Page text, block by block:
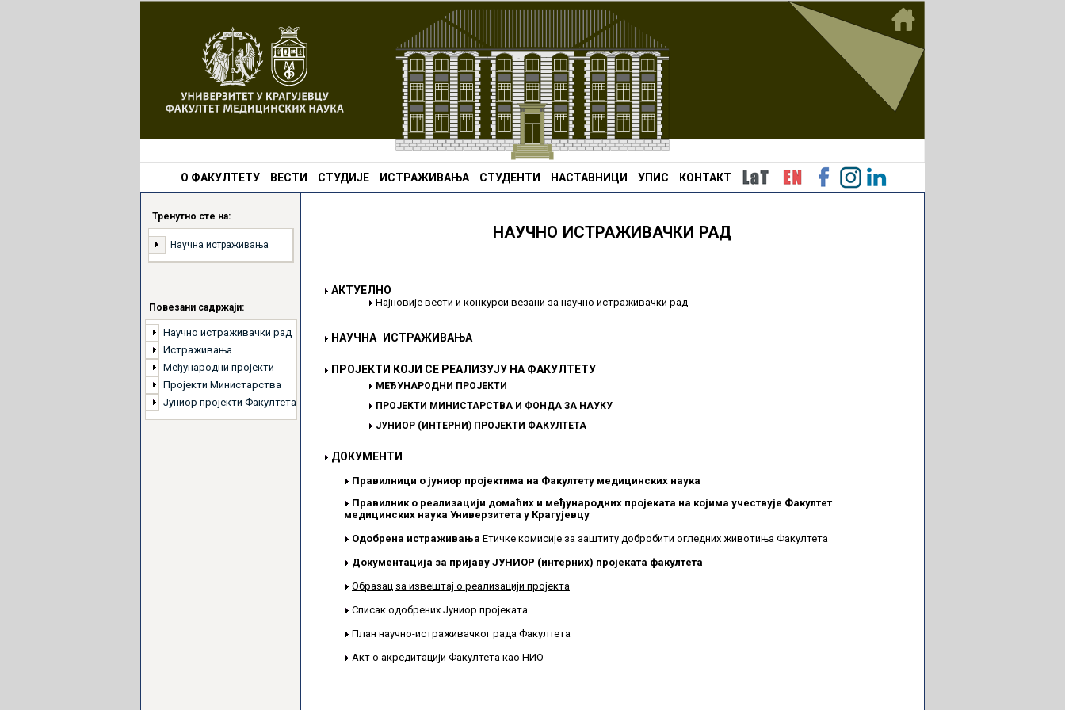
О ФАКУЛТЕТУ ВЕСТИ СТУДИЈЕ ИСТРАЖИВАЊА СТУДЕНТИ НАСТАВНИЦИ УПИС КОНТАКТ
Тренутно сте на:
Научна истраживања
Повезани садржаји:
Научно истраживачки рад
Истраживања
Међународни пројекти
Пројекти Министарства
Јуниор пројекти Факултета
НАУЧНО ИСТРАЖИВАЧКИ РАД
АКТУЕЛНО
Најновије вести и конкурси везани за научно истраживачки рад
НАУЧНА ИСТРАЖИВАЊА
ПРОЈЕКТИ КОЈИ СЕ РЕАЛИЗУЈУ НА ФАКУЛТЕТУ
МЕЂУНАРОДНИ ПРОЈЕКТИ
ПРОЈЕКТИ МИНИСТАРСТВА И ФОНДА ЗА НАУКУ
ЈУНИОР (ИНТЕРНИ) ПРОЈЕКТИ ФАКУЛТЕТА
ДОКУМЕНТИ
Правилници о јуниор пројектима на Факултету медицинских наука
Правилник о реализацији домаћих и међународних пројеката на којима учествује Факултет
медицинских наука Универзитета у Крагујевцу
Одобрена истраживања Етичке комисије за заштиту добробити огледних животиња Факултета
Документација за пријаву ЈУНИОР (интерних) пројеката факултета
Образац за извештај о реализацији пројекта
Списак одобрених Јуниор пројеката
План научно-истраживачког рада Факултета
Акт о акредитацији Факултета као НИO